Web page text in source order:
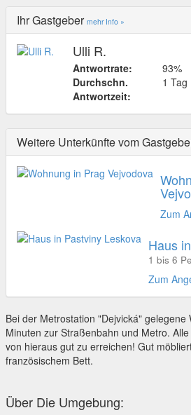
Ihr Gastgeber mehr Info »
Ulli R.
Antwortrate:
93%
Durchschn.
Antwortzeit:
1 Tag
Weitere Unterkünfte vom
Zum
Haus
1 bis 6
Zum
Bei der Metrostation "Dejvická" gelegene
Minuten zur Straßenbahn und Metro.
von hieraus gut zu erreichen! Gut
französischem Bett.
Über Die Umgebung: